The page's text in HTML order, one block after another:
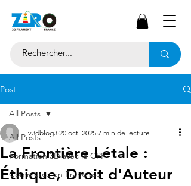
Post
All Posts
Formation 3D avec le CPF
Commerce en Franchise
All Posts
La Frontière Létale :
Éthique, Droit d'Auteur
lv3dblog3 20 oct. 2025 7 min de lecture